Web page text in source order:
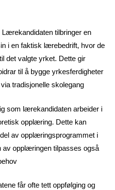
Lærekandidaten tilbringer en
i en faktisk lærebedrift, hvor de
det valgte yrket. Dette gir
til å bygge yrkesferdigheter
tradisjonelle skolegang
som lærekandidaten arbeider i
opplæring. Dette kan
av opplæringsprogrammet i
av opplæringen tilpasses også
får ofte tett oppfølging og